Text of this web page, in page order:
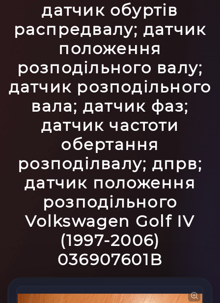
датчик обуртів
распредвалу; датчик
положення
розподільного валу;
датчик розподільного
вала; датчик фаз;
датчик частоти
обертання
розподілвалу; дпрв;
датчик положення
розподільного
Volkswagen Golf IV
(1997-2006)
036907601B